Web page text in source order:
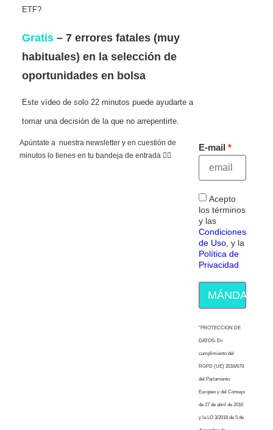
ETF?
Gratis – 7 errores fatales (muy
habituales) en la selección de
oportunidades en bolsa
Este vídeo de solo 22 minutos puede ayudarte a
tomar una decisión de la que no arrepentirte.
Apúntate a nuestra newsletter y en cuestión de
minutos lo tienes en tu bandeja de entrada 👇🏻
E-mail
Acepto
los términos
y las
Condiciones
de Uso , y la
Política de
Privacidad
MÁNDAME
“PROTECCION DE
DATOS: En
cumplimiento del
RGPD (UE) 2016/679
del Parlamento
Europeo y del Consejo
de 27 de abril de 2016
y la LO 3/2018 de 5 de